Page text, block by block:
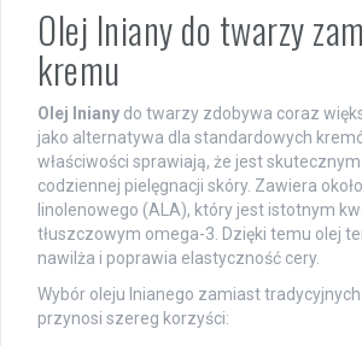
Olej lniany do twarzy
kremu
Olej lniany do twarzy zdobywa coraz
jako alternatywa dla standardowych
właściwości sprawiają, że jest
codziennej pielęgnacji skóry. Zawiera około
linolenowego (ALA), który jest istotnym
tłuszczowym omega-3. Dzięki temu olej
nawilża i poprawia elastyczność cery.
Wybór oleju lnianego zamiast
przynosi szereg korzyści: